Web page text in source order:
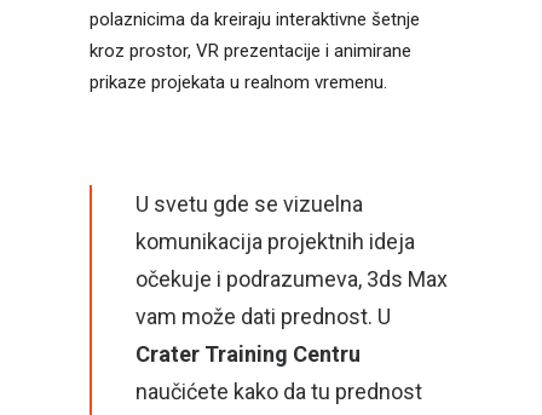
polaznicima da kreiraju interaktivne šetnje
kroz prostor, VR prezentacije i animirane
prikaze projekata u realnom vremenu.
U svetu gde se vizuelna
komunikacija projektnih ideja
očekuje i podrazumeva, 3ds Max
vam može dati prednost. U
Crater Training Centru
naučićete kako da tu prednost